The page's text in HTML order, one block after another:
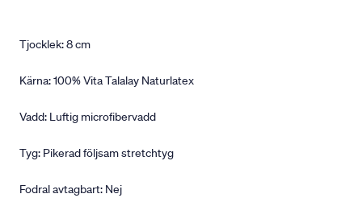
Tjocklek: 8 cm
Kärna: 100% Vita Talalay Naturlatex
Vadd: Luftig microfibervadd
Tyg: Pikerad följsam stretchtyg
Fodral avtagbart: Nej